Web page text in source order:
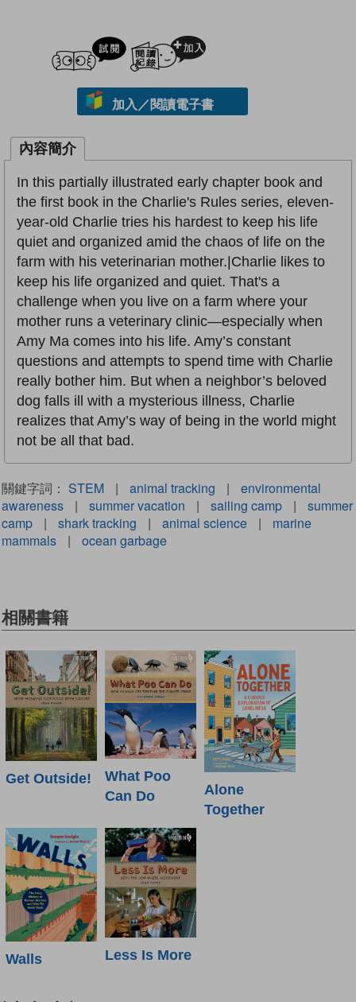
試閲
加入／閱讀電子書
內容簡介
In this partially illustrated early chapter book and
the first book in the Charlie's Rules series, eleven-
year-old Charlie tries his hardest to keep his life
quiet and organized amid the chaos of life on the
farm with his veterinarian mother.|Charlie likes to
keep his life organized and quiet. That's a
challenge when you live on a farm where your
mother runs a veterinary clinic—especially when
Amy Ma comes into his life. Amy’s constant
questions and attempts to spend time with Charlie
really bother him. But when a neighbor’s beloved
dog falls ill with a mysterious illness, Charlie
realizes that Amy’s way of being in the world might
not be all that bad.
關鍵字詞： STEM | animal tracking |
environmental
awareness
| summer vacation | sailing camp |
summer
camp
| shark tracking | animal science |
marine
mammals
| ocean garbage
相關書籍
Get Outside!
What Poo
Can Do
Alone
Together
Walls Less Is More